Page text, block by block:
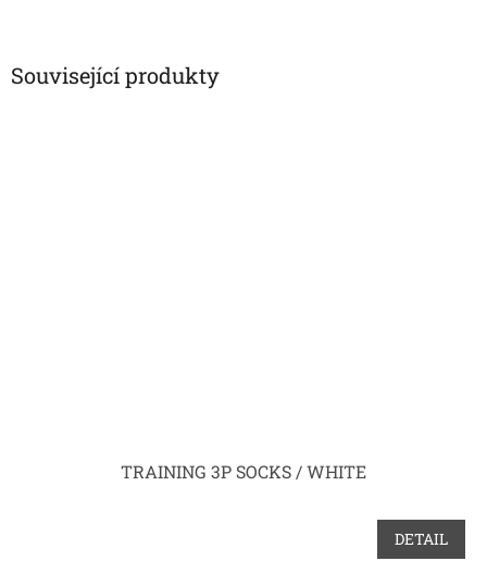
Související produkty
TRAINING 3P SOCKS / WHITE
DETAIL